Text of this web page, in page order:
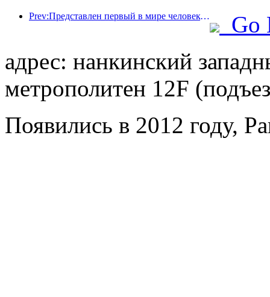
Prev:Представлен первый в мире человекоподобный робот, ориентированный на обслуживание в сфере общественного питания в различных сценариях.
Go
адрес: нанкинский
метрополитен 12F
Появились в 2012 году,